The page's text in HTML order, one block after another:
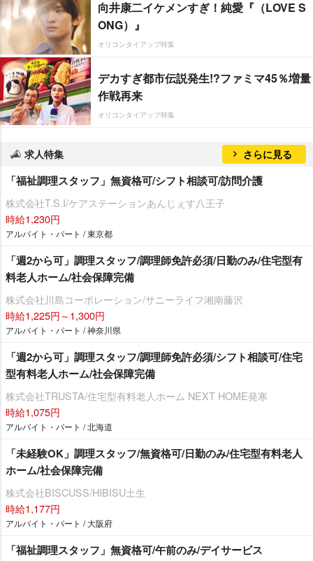
向井康二イケメンすぎ！純愛『（LOVE S
ONG）』
オリコンタイアップ特集
デカすぎ都市伝説発生!?ファミマ45％増量
作戦再来
オリコンタイアップ特集
求人特集 さらに見る
「福祉調理スタッフ」無資格可/シフト相談可/訪問介護
株式会社T.S.I/ケアステーションあんじぇす八王子
時給1,230円
アルバイト・パート / 東京都
「週2から可」調理スタッフ/調理師免許必須/日勤のみ/住宅型有
料老人ホーム/社会保障完備
株式会社川島コーポレーション/サニーライフ湘南藤沢
時給1,225円～1,300円
アルバイト・パート / 神奈川県
「週2から可」調理スタッフ/調理師免許必須/シフト相談可/住宅
型有料老人ホーム/社会保障完備
株式会社TRUSTA/住宅型有料老人ホーム NEXT HOME発寒
時給1,075円
アルバイト・パート / 北海道
「未経験OK」調理スタッフ/無資格可/日勤のみ/住宅型有料老人
ホーム/社会保障完備
株式会社BISCUSS/HIBISU土生
時給1,177円
アルバイト・パート / 大阪府
「福祉調理スタッフ」無資格可/午前のみ/デイサービス